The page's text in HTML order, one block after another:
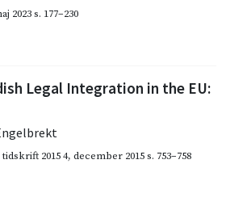
2023s. 177–230
Legal Integration in the EU:
2015 4, december 2015s. 753–758